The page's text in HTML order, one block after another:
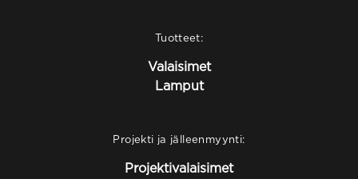
Tuotteet:
Valaisimet
Lamput
Projekti ja jälleenmyynti:
Projektivalaisimet